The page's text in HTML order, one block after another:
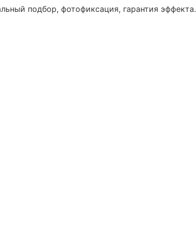
подбор, фотофиксация, гарантия эффекта.